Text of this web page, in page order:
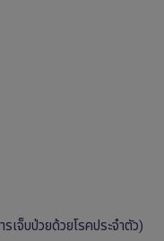
เจ็บป่วยด้วยโรคประจำตัว)